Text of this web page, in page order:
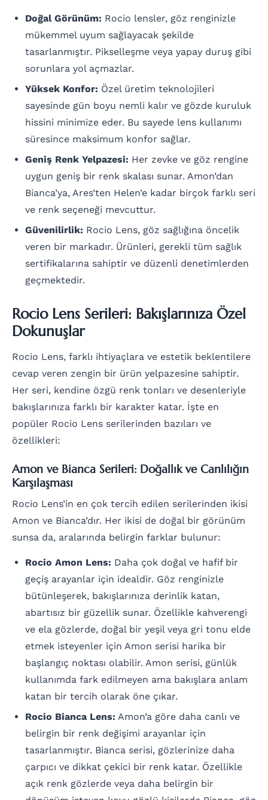
Doğal Görünüm: Rocio lensler, göz renginizle
mükemmel uyum sağlayacak şekilde
tasarlanmıştır. Pikselleşme veya yapay duruş gibi
sorunlara yol açmazlar.
Yüksek Konfor: Özel üretim teknolojileri
sayesinde gün boyu nemli kalır ve gözde kuruluk
hissini minimize eder. Bu sayede lens kullanımı
süresince maksimum konfor sağlar.
Geniş Renk Yelpazesi: Her zevke ve göz rengine
uygun geniş bir renk skalası sunar. Amon’dan
Bianca’ya, Ares’ten Helen’e kadar birçok farklı seri
ve renk seçeneği mevcuttur.
Güvenilirlik: Rocio Lens, göz sağlığına öncelik
veren bir markadır. Ürünleri, gerekli tüm sağlık
sertifikalarına sahiptir ve düzenli denetimlerden
geçmektedir.
Rocio Lens Serileri: Bakışlarınıza Özel
Dokunuşlar
Rocio Lens, farklı ihtiyaçlara ve estetik beklentilere
cevap veren zengin bir ürün yelpazesine sahiptir.
Her seri, kendine özgü renk tonları ve desenleriyle
bakışlarınıza farklı bir karakter katar. İşte en
popüler Rocio Lens serilerinden bazıları ve
özellikleri:
Amon ve Bianca Serileri: Doğallık ve Canlılığın
Karşılaşması
Rocio Lens’in en çok tercih edilen serilerinden ikisi
Amon ve Bianca’dır. Her ikisi de doğal bir görünüm
sunsa da, aralarında belirgin farklar bulunur:
Rocio Amon Lens: Daha çok doğal ve hafif bir
geçiş arayanlar için idealdir. Göz renginizle
bütünleşerek, bakışlarınıza derinlik katan,
abartısız bir güzellik sunar. Özellikle kahverengi
ve ela gözlerde, doğal bir yeşil veya gri tonu elde
etmek isteyenler için Amon serisi harika bir
başlangıç noktası olabilir. Amon serisi, günlük
kullanımda fark edilmeyen ama bakışlara anlam
katan bir tercih olarak öne çıkar.
Rocio Bianca Lens: Amon’a göre daha canlı ve
belirgin bir renk değişimi arayanlar için
tasarlanmıştır. Bianca serisi, gözlerinize daha
çarpıcı ve dikkat çekici bir renk katar. Özellikle
açık renk gözlerde veya daha belirgin bir